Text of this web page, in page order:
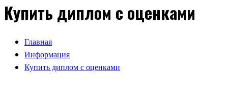
Купить диплом с оценками
Главная
Информация
Купить диплом с оценками